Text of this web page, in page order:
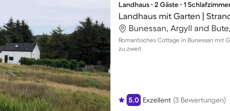
Landhaus ∙ 2 Gäste ∙ 1
Landhaus mit Garten |
Bunessan, Argyll and
Romantisches Cottage in Bunessan mit
zu zweit
5.0 Exzellent (3 Bewertungen)